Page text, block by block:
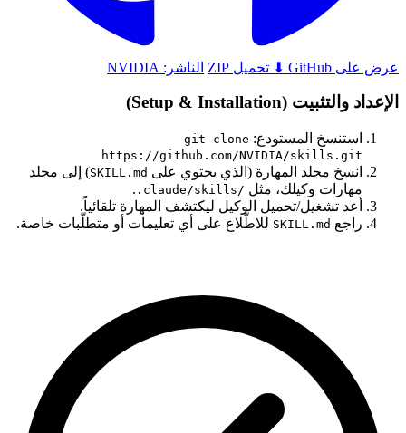
عرض على GitHub ⬇ تحميل ZIP الناشر: NVIDIA
الإعداد والتثبيت (Setup & Installation)
استنسخ المستودع: git clone
https://github.com/NVIDIA/skills.git
انسخ مجلد المهارة (الذي يحتوي على SKILL.md) إلى مجلد
مهارات وكيلك، مثل .claude/skills/
.
أعد تشغيل/تحميل الوكيل ليكتشف المهارة تلقائياً.
راجع SKILL.md للاطّلاع على أي تعليمات أو متطلّبات خاصة.